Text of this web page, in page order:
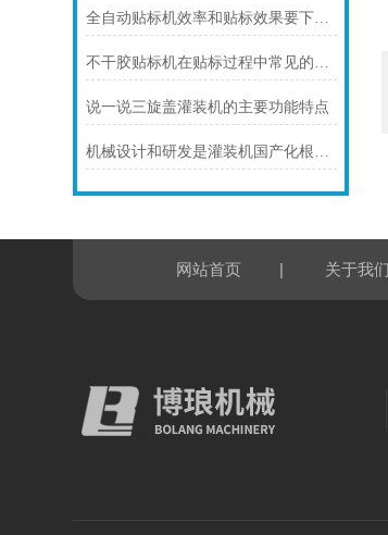
全自动贴标机效率和贴标效果要下工夫
不干胶贴标机在贴标过程中常见的断标处理方法
说一说三旋盖灌装机的主要功能特点
机械设计和研发是灌装机国产化根本前提
网站首页 | 关于我们